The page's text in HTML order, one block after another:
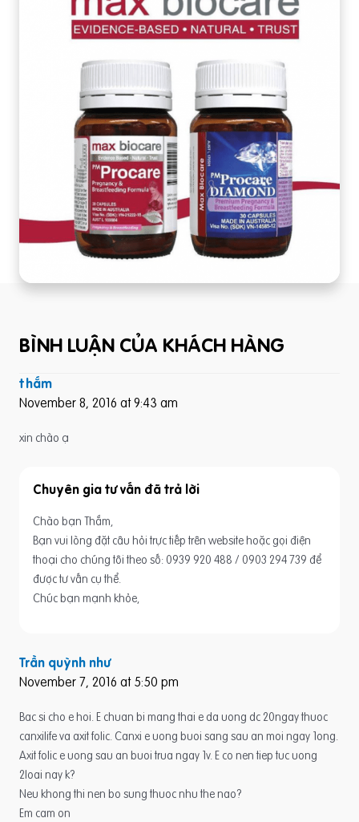
BÌNH LUẬN CỦA KHÁCH HÀNG
thắm
November 8, 2016 at 9:43 am
xin chào ạ
Chuyên gia tư vấn
Chào bạn Thắm,
Bạn vui lòng đặt câu hỏi trực tiếp trên website hoặc gọi điện
thoại cho chúng tôi theo số: 0939 920 488 / 0903 294 739 để
được tư vấn cụ thể.
Chúc bạn mạnh khỏe,
Trần quỳnh như
November 7, 2016 at 5:50 pm
Bac si cho e hoi. E chuan bi mang thai e da uong dc 20ngay thuoc
canxilife va axit folic. Canxi e uong buoi sang sau an moi ngay 1ong.
Axit folic e uong sau an buoi trua ngay 1v. E co nen tiep tuc uong
2loai nay k?
Neu khong thi nen bo sung thuoc nhu the nao?
Em cam on